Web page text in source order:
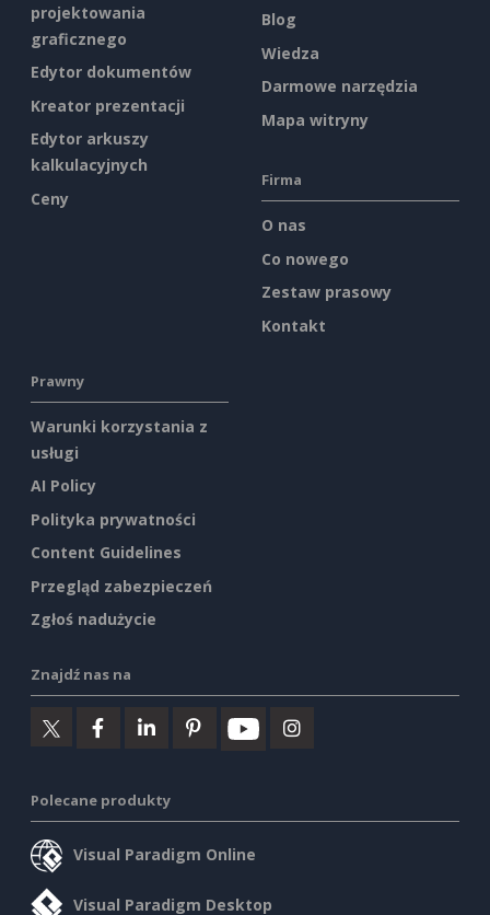
projektowania
graficznego
Edytor dokumentów
Kreator prezentacji
Edytor arkuszy
kalkulacyjnych
Ceny
Blog
Wiedza
Darmowe narzędzia
Mapa witryny
Firma
O nas
Co nowego
Zestaw prasowy
Kontakt
Prawny
Warunki korzystania z
usługi
AI Policy
Polityka prywatności
Content Guidelines
Przegląd zabezpieczeń
Zgłoś nadużycie
Znajdź nas na
Polecane produkty
Visual Paradigm Online
Visual Paradigm Desktop